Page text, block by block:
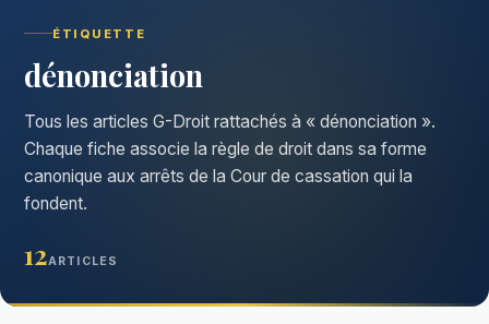
ÉTIQUETTE
dénonciation
Tous les articles G-Droit rattachés à « dénonciation ».
Chaque fiche associe la règle de droit dans sa forme
canonique aux arrêts de la Cour de cassation qui la
fondent.
12ARTICLES